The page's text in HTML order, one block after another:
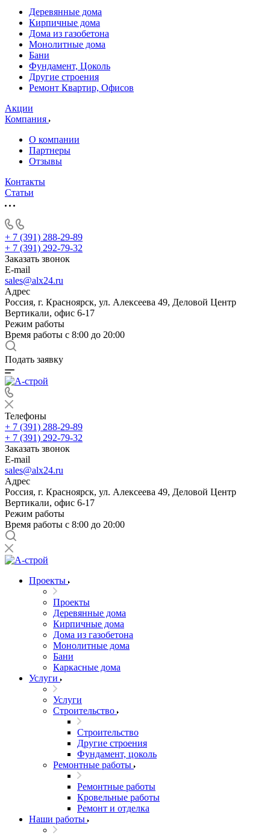
Деревянные дома
Кирпичные дома
Дома из газобетона
Монолитные дома
Бани
Фундамент, Цоколь
Другие строения
Ремонт Квартир, Офисов
Акции
Компания
О компании
Партнеры
Отзывы
Контакты
Статьи
+ 7 (391) 288-29-89
+ 7 (391) 292-79-32
Заказать звонок
E-mail
sales@alx24.ru
Адрес
Россия, г. Красноярск, ул. Алексеева 49, Деловой Центр
Вертикали, офис 6-17
Режим работы
Время работы с 8:00 до 20:00
Подать заявку
Телефоны
+ 7 (391) 288-29-89
+ 7 (391) 292-79-32
Заказать звонок
E-mail
sales@alx24.ru
Адрес
Россия, г. Красноярск, ул. Алексеева 49, Деловой Центр
Вертикали, офис 6-17
Режим работы
Время работы с 8:00 до 20:00
Проекты
Проекты
Деревянные дома
Кирпичные дома
Дома из газобетона
Монолитные дома
Бани
Каркасные дома
Услуги
Услуги
Строительство
Строительство
Другие строения
Фундамент, цоколь
Ремонтные работы
Ремонтные работы
Кровельные работы
Ремонт и отделка
Наши работы